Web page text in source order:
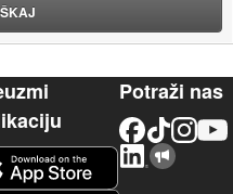
Potraži nas